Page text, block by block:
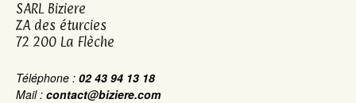
SARL Biziere
ZA des éturcies
72 200 La Flèche
Téléphone : 02 43 94 13 18
Mail : contact@biziere.com